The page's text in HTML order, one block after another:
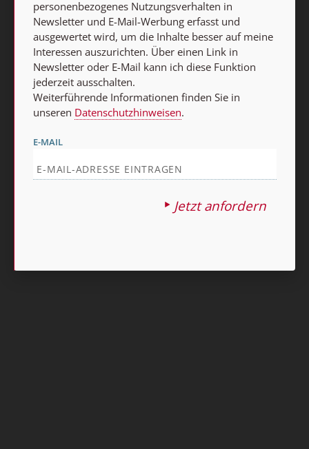
Abo online kündigen
Nach oben
personenbezogenes Nutzungsverhalten in
Newsletter und E-Mail-Werbung erfasst und
ausgewertet wird, um die Inhalte besser auf meine
Interessen auszurichten. Über einen Link in
Newsletter oder E-Mail kann ich diese Funktion
jederzeit ausschalten.
Weiterführende Informationen finden Sie in
unseren Datenschutzhinweisen.
E-MAIL
Jetzt anfordern